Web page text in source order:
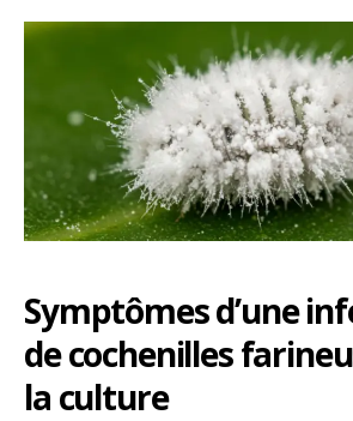
Symptômes d’une
de cochenilles
la culture